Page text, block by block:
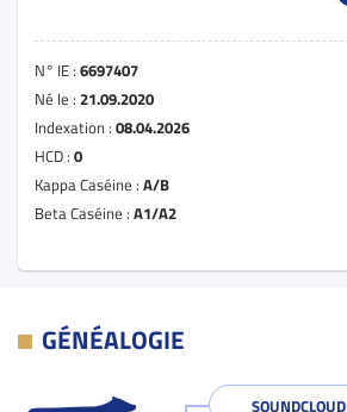
N° IE : 6697407
Né le : 21.09.2020
Indexation : 08.04.2026
HCD : 0
Kappa Caséine : A/B
Beta Caséine : A1/A2
GÉNÉALOGIE
SOUNDCLOUD